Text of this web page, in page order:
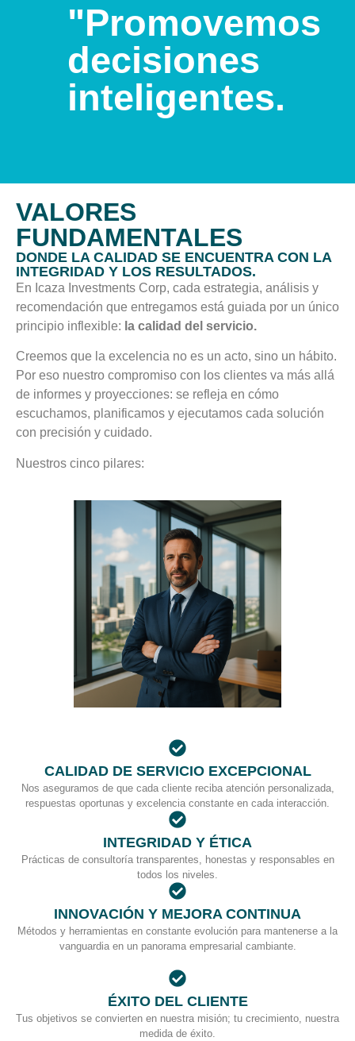
"Promovemos
decisiones
inteligentes.
VALORES
FUNDAMENTALES
DONDE LA CALIDAD SE ENCUENTRA CON LA
INTEGRIDAD Y LOS RESULTADOS.
En Icaza Investments Corp, cada estrategia, análisis y
recomendación que entregamos está guiada por un único
principio inflexible: la calidad del servicio.
Creemos que la excelencia no es un acto, sino un hábito.
Por eso nuestro compromiso con los clientes va más allá
de informes y proyecciones: se refleja en cómo
escuchamos, planificamos y ejecutamos cada solución
con precisión y cuidado.
Nuestros cinco pilares:
CALIDAD DE SERVICIO EXCEPCIONAL
Nos aseguramos de que cada cliente reciba atención personalizada,
respuestas oportunas y excelencia constante en cada interacción.
INTEGRIDAD Y ÉTICA
Prácticas de consultoría transparentes, honestas y responsables en
todos los niveles.
INNOVACIÓN Y MEJORA CONTINUA
Métodos y herramientas en constante evolución para mantenerse a la
vanguardia en un panorama empresarial cambiante.
ÉXITO DEL CLIENTE
Tus objetivos se convierten en nuestra misión; tu crecimiento, nuestra
medida de éxito.